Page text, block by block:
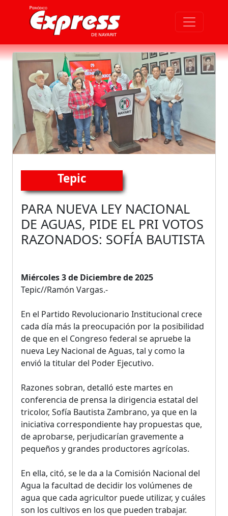
Tepic
PARA NUEVA LEY NACIONAL
DE AGUAS, PIDE EL PRI VOTOS
RAZONADOS: SOFÍA BAUTISTA
Miércoles 3 de Diciembre de 2025
Tepic//Ramón Vargas.-
En el Partido Revolucionario Institucional crece
cada día más la preocupación por la posibilidad
de que en el Congreso federal se apruebe la
nueva Ley Nacional de Aguas, tal y como la
envió la titular del Poder Ejecutivo.
Razones sobran, detalló este martes en
conferencia de prensa la dirigencia estatal del
tricolor, Sofía Bautista Zambrano, ya que en la
iniciativa correspondiente hay propuestas que,
de aprobarse, perjudicarían gravemente a
pequeños y grandes productores agrícolas.
En ella, citó, se le da a la Comisión Nacional del
Agua la facultad de decidir los volúmenes de
agua que cada agricultor puede utilizar, y cuáles
son los cultivos en los que pueden trabajar.